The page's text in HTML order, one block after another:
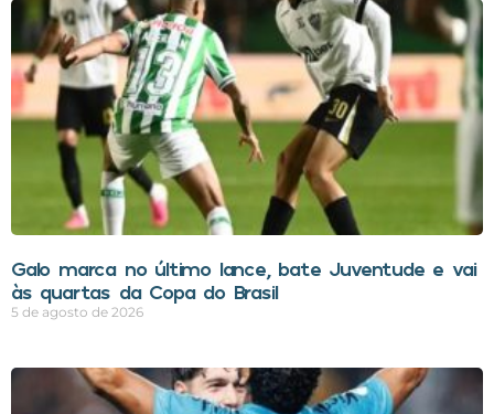
Galo marca no último lance, bate Juventude e vai
às quartas da Copa do Brasil
5 de agosto de 2026